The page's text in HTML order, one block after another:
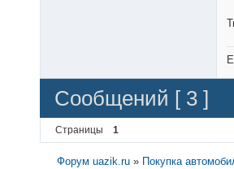
Сообщений [ 3 ]
Страницы 1
Форум uazik.ru » Покупка